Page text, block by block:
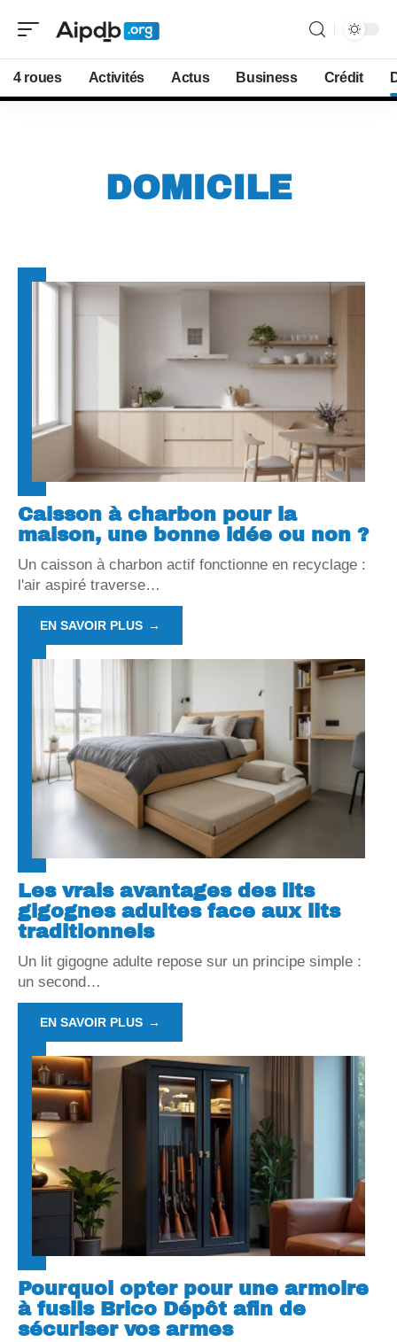
4 roues Activités Actus Business Crédit
DOMICILE
Caisson à charbon pour la
maison, une bonne idée ou non ?
Un caisson à charbon actif fonctionne en recyclage :
l'air aspiré traverse…
EN SAVOIR PLUS
Les vrais avantages des lits
gigognes adultes face aux lits
traditionnels
Un lit gigogne adulte repose sur un principe simple :
un second …
EN SAVOIR PLUS
Pourquoi opter pour une armoire
à fusils Brico Dépôt afin de
sécuriser vos armes